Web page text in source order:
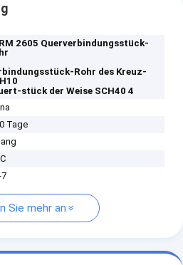
2605 Querverbindungsstück-
Rohr des Kreuz-
stück der Weise SCH40 4
Tage
7
Sie mehr an